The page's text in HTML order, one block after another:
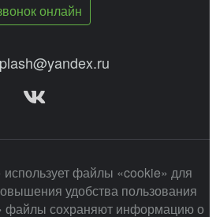
онлайн
файлы «cookie» для
удобства пользования
файлы сохраняют информацию о